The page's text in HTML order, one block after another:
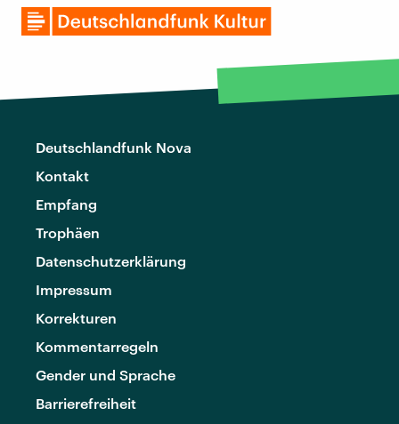
Deutschlandfunk Nova
Kontakt
Empfang
Trophäen
Datenschutzerklärung
Impressum
Korrekturen
Kommentarregeln
Gender und Sprache
Barrierefreiheit